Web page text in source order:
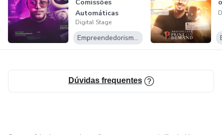
O QUE VOCÊ ESTÁ ESPERANDO PARA FAZER PARTE
DESTA AVENTURA. 🌎🚀
Comissões
Automáticas
Digital Stage
Empreendedorismo Digital
Dúvidas frequentes